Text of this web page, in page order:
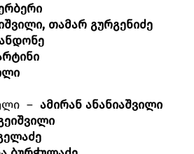
თამარ გურგენიძე
– ამირან ანანიაშვილი